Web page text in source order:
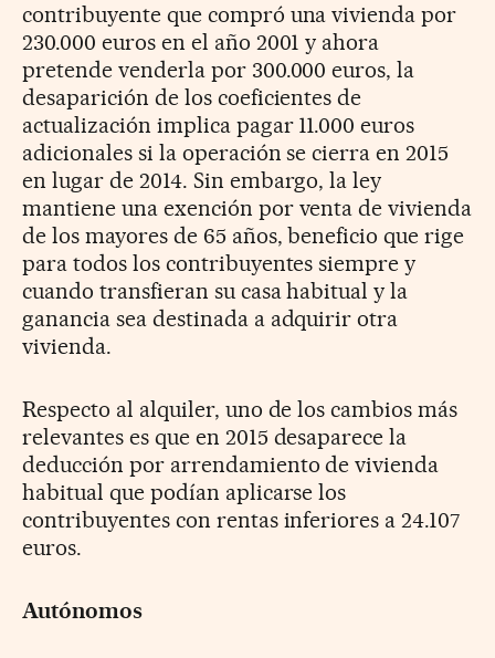
contribuyente que compró una vivienda por
230.000 euros en el año 2001 y ahora
pretende venderla por 300.000 euros, la
desaparición de los coeficientes de
actualización implica pagar 11.000 euros
adicionales si la operación se cierra en 2015
en lugar de 2014. Sin embargo, la ley
mantiene una exención por venta de vivienda
de los mayores de 65 años, beneficio que rige
para todos los contribuyentes siempre y
cuando transfieran su casa habitual y la
ganancia sea destinada a adquirir otra
vivienda.
Respecto al alquiler, uno de los cambios más
relevantes es que en 2015 desaparece la
deducción por arrendamiento de vivienda
habitual que podían aplicarse los
contribuyentes con rentas inferiores a 24.107
euros.
Autónomos